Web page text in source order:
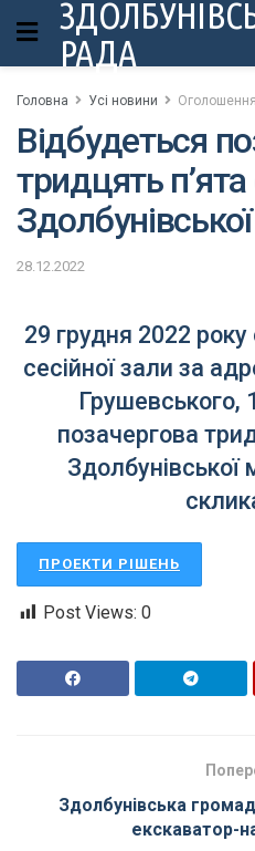
РАДА
Головна Усі новини Оголошення
Відбудеться
тридцять п’ята
28.12.2022
29 грудня 2022
сесійної зали за
Грушевського,
позачергова
Здолбунівської
ПРОЕКТИ РІШЕНЬ
Post Views: 0
Здолбунівська
екскаватор-